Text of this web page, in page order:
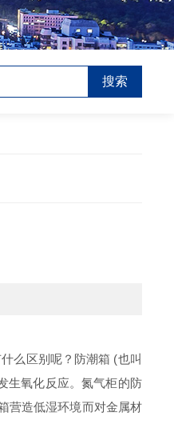
么区别呢？防潮箱 (也叫
生氧化反应。氮气柜的防
营造低湿环境而对金属材